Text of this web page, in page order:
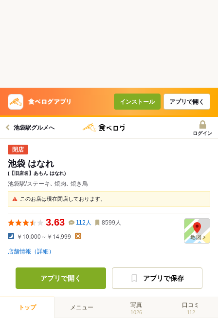
インストール アプリで開く
池袋駅グルメへ
ログイン
池袋 はなれ
(【旧店名】あもん はなれ)
池袋駅/ステーキ､ 焼肉､ 焼き鳥
このお店は現在閉店しております。
3.63 112 人 8599 人
￥10,000～￥14,999 -
店舗情報（詳細）
アプリで開く アプリで保存
トップ メニュー 写真
1026
口コミ
112